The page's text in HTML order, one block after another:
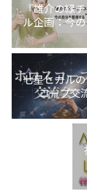
『雄介の縁
ル企画：今
整理する“目
語化交流
七星ヒカル
コープ交